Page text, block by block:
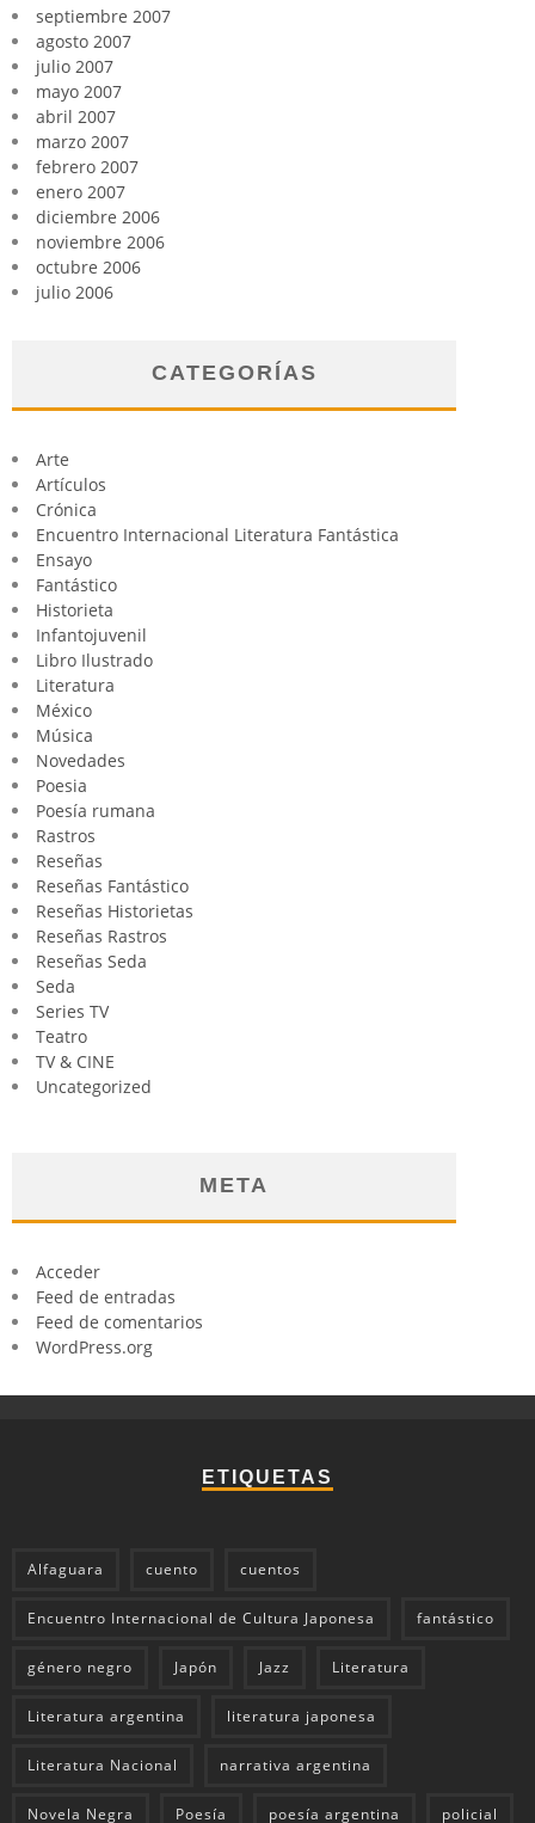
septiembre 2007
agosto 2007
julio 2007
mayo 2007
abril 2007
marzo 2007
febrero 2007
enero 2007
diciembre 2006
noviembre 2006
octubre 2006
julio 2006
CATEGORÍAS
Arte
Artículos
Crónica
Encuentro Internacional Literatura Fantástica
Ensayo
Fantástico
Historieta
Infantojuvenil
Libro Ilustrado
Literatura
México
Música
Novedades
Poesia
Poesía rumana
Rastros
Reseñas
Reseñas Fantástico
Reseñas Historietas
Reseñas Rastros
Reseñas Seda
Seda
Series TV
Teatro
TV & CINE
Uncategorized
META
Acceder
Feed de entradas
Feed de comentarios
WordPress.org
ETIQUETAS
Alfaguara cuento cuentos
Encuentro Internacional de Cultura Japonesa fantástico
género negro Japón Jazz Literatura
Literatura argentina literatura japonesa
Literatura Nacional narrativa argentina
Novela Negra Poesía poesía argentina policial